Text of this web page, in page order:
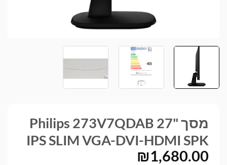
מסך Philips 273V7QDAB 27"
IPS SLIM VGA-DVI-HDMI SPK
₪1,680.00